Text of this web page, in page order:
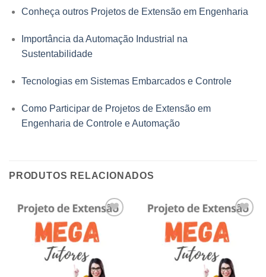
Conheça outros Projetos de Extensão em Engenharia
Importância da Automação Industrial na
Sustentabilidade
Tecnologias em Sistemas Embarcados e Controle
Como Participar de Projetos de Extensão em
Engenharia de Controle e Automação
PRODUTOS RELACIONADOS